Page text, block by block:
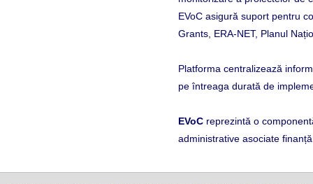
EVoC asigură suport pentru
Grants, ERA-NET, Planul
Platforma centralizează
pe întreaga durată de
EVoC reprezintă o
administrative asociate